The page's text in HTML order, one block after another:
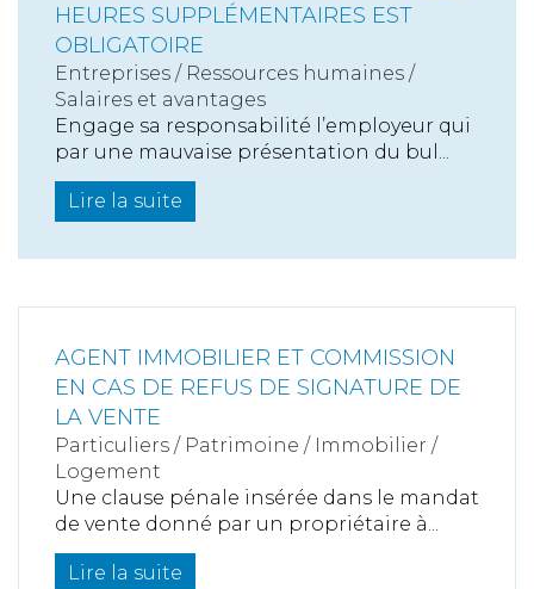
HEURES SUPPLÉMENTAIRES EST
OBLIGATOIRE
Entreprises / Ressources humaines /
Salaires et avantages
Engage sa responsabilité l’employeur qui
par une mauvaise présentation du bul...
Lire la suite
AGENT IMMOBILIER ET COMMISSION
EN CAS DE REFUS DE SIGNATURE DE
LA VENTE
Particuliers / Patrimoine / Immobilier /
Logement
Une clause pénale insérée dans le mandat
de vente donné par un propriétaire à...
Lire la suite